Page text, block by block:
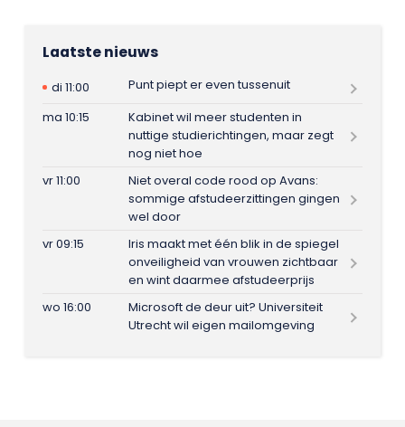
Laatste nieuws
di 11:00
Punt piept er even tussenuit
ma 10:15
Kabinet wil meer studenten in
nuttige studierichtingen, maar zegt
nog niet hoe
vr 11:00
Niet overal code rood op Avans:
sommige afstudeerzittingen gingen
wel door
vr 09:15
Iris maakt met één blik in de spiegel
onveiligheid van vrouwen zichtbaar
en wint daarmee afstudeerprijs
wo 16:00
Microsoft de deur uit? Universiteit
Utrecht wil eigen mailomgeving